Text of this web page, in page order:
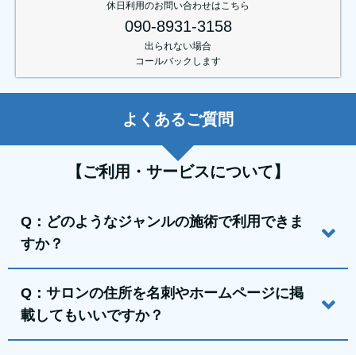
休日利用のお問い合わせはこちら
090-8931-3158
出られない場合
コールバックします
よくあるご質問
【ご利用・サービスについて】
Q：どのようなジャンルの施術で利用できま
すか？
Q：サロンの住所を名刺やホームページに掲
載してもいいですか？